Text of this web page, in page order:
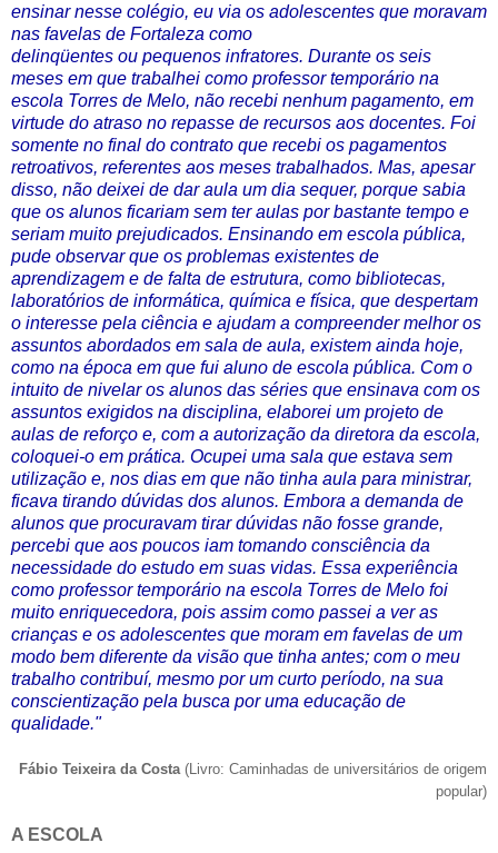
ensinar nesse colégio, eu via os adolescentes que moravam
nas favelas de Fortaleza como
delinqüentes ou pequenos infratores. Durante os seis
meses em que trabalhei como professor temporário na
escola Torres de Melo, não recebi nenhum pagamento, em
virtude do atraso no repasse de recursos aos docentes. Foi
somente no final do contrato que recebi os pagamentos
retroativos, referentes aos meses trabalhados. Mas, apesar
disso, não deixei de dar aula um dia sequer, porque sabia
que os alunos ficariam sem ter aulas por bastante tempo e
seriam muito prejudicados. Ensinando em escola pública,
pude observar que os problemas existentes de
aprendizagem e de falta de estrutura, como bibliotecas,
laboratórios de informática, química e física, que despertam
o interesse pela ciência e ajudam a compreender melhor os
assuntos abordados em sala de aula, existem ainda hoje,
como na época em que fui aluno de escola pública. Com o
intuito de nivelar os alunos das séries que ensinava com os
assuntos exigidos na disciplina, elaborei um projeto de
aulas de reforço e, com a autorização da diretora da escola,
coloquei-o em prática. Ocupei uma sala que estava sem
utilização e, nos dias em que não tinha aula para ministrar,
ficava tirando dúvidas dos alunos. Embora a demanda de
alunos que procuravam tirar dúvidas não fosse grande,
percebi que aos poucos iam tomando consciência da
necessidade do estudo em suas vidas. Essa experiência
como professor temporário na escola Torres de Melo foi
muito enriquecedora, pois assim como passei a ver as
crianças e os adolescentes que moram em favelas de um
modo bem diferente da visão que tinha antes; com o meu
trabalho contribuí, mesmo por um curto período, na sua
conscientização pela busca por uma educação de
qualidade."
Fábio Teixeira da Costa (Livro: Caminhadas de universitários de origem
popular)
A ESCOLA